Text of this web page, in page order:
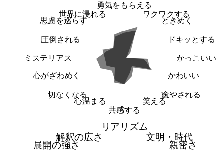
勇気をもらえる
ワクワクする
ときめく
ドキッとする
かっこいい
かわいい
癒やされる
笑える
共感する
心温まる
切なくなる
心がざわめく
ミステリアス
圧倒される
思慮を巡らす
世界に浸れる
リアリズム
文明・時代
親密さ
展開の強さ
解釈の広さ